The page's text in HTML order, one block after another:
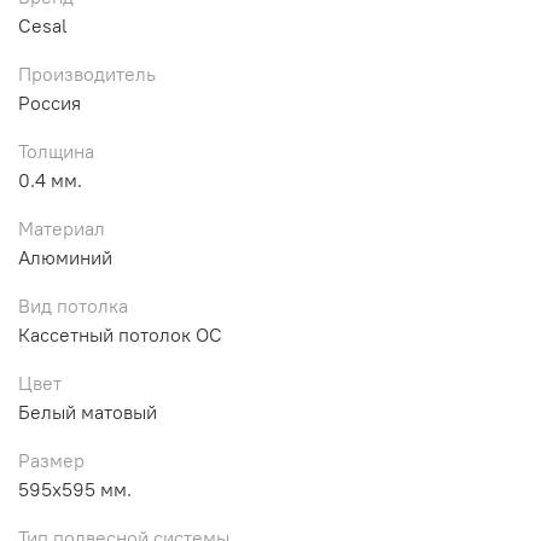
Cesal
Производитель
Россия
Толщина
0.4 мм.
Материал
Алюминий
Вид потолка
Кассетный потолок ОС
Цвет
Белый матовый
Размер
595х595 мм.